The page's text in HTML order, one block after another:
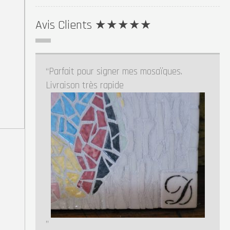
Avis Clients ★★★★★
C’est la deuxième fois que je commande
des pochoirs sur FrenchIMMO et je dois
dire que je suis complètement satisfait
leurs réalisations en temps record, de leur
disponibilité et de leur cordialité.
Christian ★★★★★
Consulter les avis-Ajouter un avis